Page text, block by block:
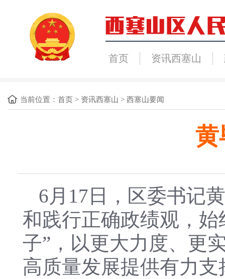
首页 资讯西塞山
当前位置： 首页 > 资讯西塞山 > 西塞山要闻
黄
6月17日，区委书记
和践行正确政绩观，
子”，以更大力度、更
高质量发展提供有力